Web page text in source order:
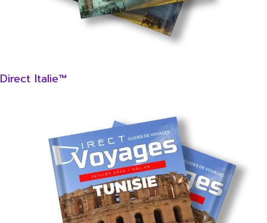
Direct Italie™